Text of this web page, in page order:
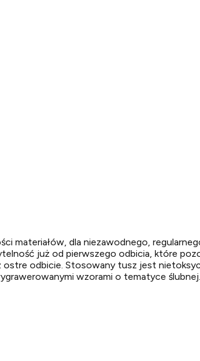
materiałów, dla niezawodnego,
już od pierwszego odbicia, które
ostre odbicie. Stosowany tusz jest
wzorami o tematyce ślubnej.